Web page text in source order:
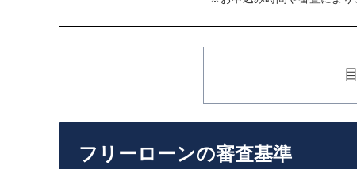
フリーローンの審査基準